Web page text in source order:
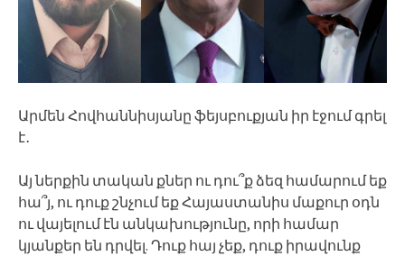
Արմեն Հովհաննիսյանը ֆեյսբուքյան իր էջում գրել
է․
Այ ներքին տական քներ ու դու՞ք ձեզ համարում եք
հա՞յ, ու դուք շնչում եք Հայաստանիս մաքուր օդն
ու վայելում էն անկախությունը, որի համար
կյանքեր են դրվել. Դուք հայ չեք, դուք իրավունք